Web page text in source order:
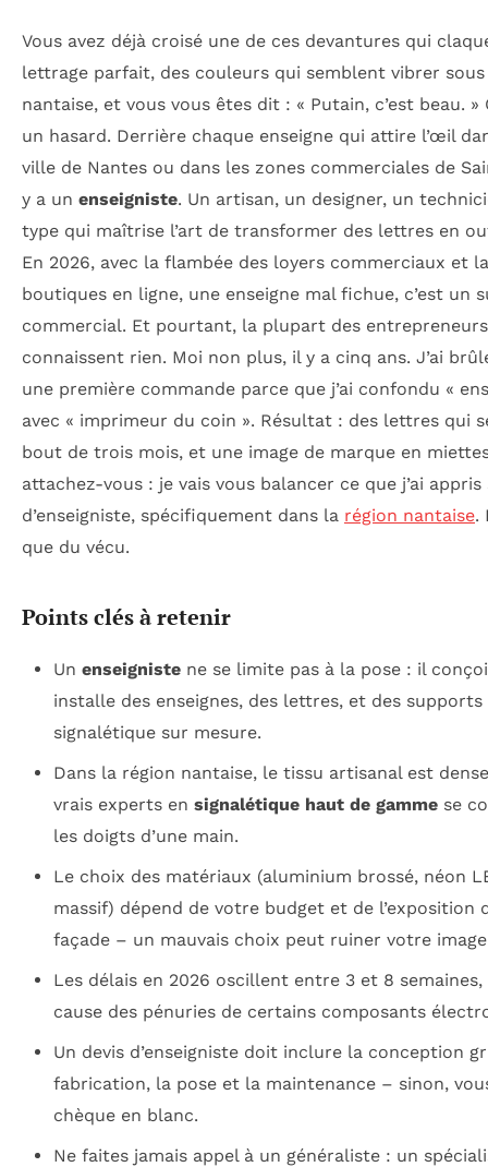
Vous avez déjà croisé une de ces devantures qui
lettrage parfait, des couleurs qui semblent vibrer
nantaise, et vous vous êtes dit : « Putain, c’est beau. »
un hasard. Derrière chaque enseigne qui attire l’œil
ville de Nantes ou dans les zones commerciales de
y a un enseigniste. Un artisan, un designer, un
type qui maîtrise l’art de transformer des lettres en
En 2026, avec la flambée des loyers commerciaux et
boutiques en ligne, une enseigne mal fichue, c’est un
commercial. Et pourtant, la plupart des entrepreneurs
connaissent rien. Moi non plus, il y a cinq ans. J’ai
une première commande parce que j’ai confondu «
avec « imprimeur du coin ». Résultat : des lettres qui
bout de trois mois, et une image de marque en
attachez-vous : je vais vous balancer ce que j’ai
d’enseigniste, spécifiquement dans la région nantaise.
que du vécu.
Points clés à retenir
Un enseignistene se limite pas à la pose : il
installe des enseignes, des lettres, et des supports
signalétique sur mesure.
Dans la région nantaise, le tissu artisanal est
vrais experts en signalétique haut de gammese
les doigts d’une main.
Le choix des matériaux (aluminium brossé, néon
massif) dépend de votre budget et de l’exposition
façade – un mauvais choix peut ruiner votre
Les délais en 2026 oscillent entre 3 et 8
cause des pénuries de certains composants
Un devis d’enseigniste doit inclure la conception
fabrication, la pose et la maintenance – sinon,
chèque en blanc.
Ne faites jamais appel à un généraliste : un